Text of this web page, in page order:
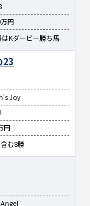
円
Kダービー勝ち馬
23
Joy
円
む8勝